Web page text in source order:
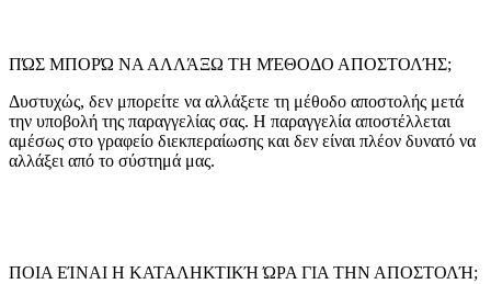
ΠΏΣ ΜΠΟΡΏ ΝΑ ΑΛΛΆΞΩ ΤΗ ΜΈΘΟΔΟ ΑΠΟΣΤΟΛΉΣ;
Δυστυχώς, δεν μπορείτε να αλλάξετε τη μέθοδο αποστολής μετά
την υποβολή της παραγγελίας σας. Η παραγγελία αποστέλλεται
αμέσως στο γραφείο διεκπεραίωσης και δεν είναι πλέον δυνατό να
αλλάξει από το σύστημά μας.
ΠΟΙΑ ΕΊΝΑΙ Η ΚΑΤΑΛΗΚΤΙΚΉ ΏΡΑ ΓΙΑ ΤΗΝ ΑΠΟΣΤΟΛΉ;